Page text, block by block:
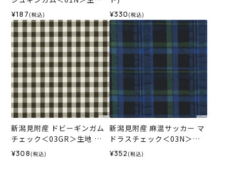
ホビーラホビーレデザイン
コレクション
¥187 (税込) ¥330 (税込)
新潟見附産 ドビーギンガム
チェック＜03GR＞生地 ホ
ビーラホビーレデザインコ
レクション
¥308 (税込)
新潟見附産 麻混サッカー マ
ドラスチェック＜03N＞生
地 ホビーラホビーレデザイ
ンコレクション
¥352 (税込)